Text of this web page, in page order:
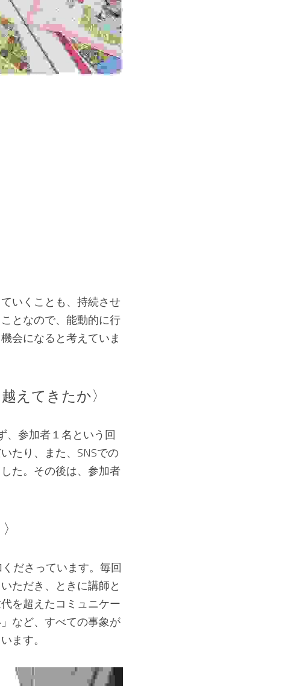
いくことも、持続させ
となので、能動的に行
会になると考えていま
えてきたか〉
、参加者１名という回
たり、また、SNSでの
た。その後は、参加者
ださっています。毎回
ただき、ときに講師と
を超えたコミュニケー
など、すべての事象が
ます。